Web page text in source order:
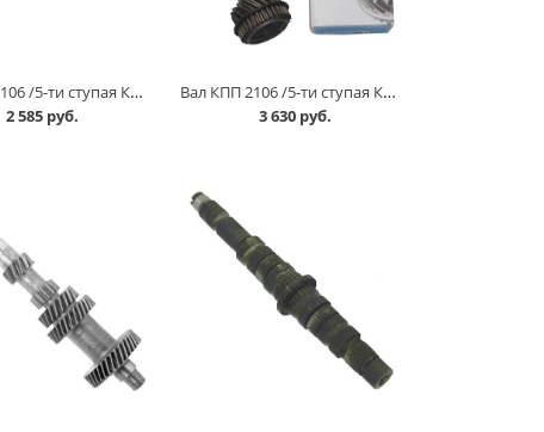
Вал КПП 2106 /5-ти ступая КПП/ первичный 18-зубов в Омске
2 585 руб.
Вал КПП 2106 /5-ти ступая КПП/ первичный 18-зубов АвтоВАЗ в Омске
3 630 руб.